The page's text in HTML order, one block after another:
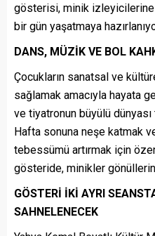
gösterisi, minik
bir gün yaşatmaya
DANS, MÜZİK VE BOL
Çocukların sanatsal ve
sağlamak amacıyla hayata
ve tiyatronun büyülü
Hafta sonuna neşe katmak
tebessümü artırmak için
gösteride, minikler
GÖSTERİ İKİ AYRI
SAHNELENECEK